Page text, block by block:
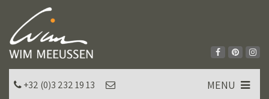
+32 (0)3 232 19 13 MENU